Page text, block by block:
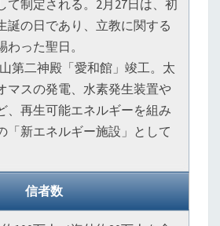
て制定される。2月27日は、初
誕の日であり、立教に関する
った聖日。
第二神殿「愛和館」竣工。太
マスの発電、水素発生装置や
、再生可能エネルギーを組み
「新エネルギー施設」として
信者数